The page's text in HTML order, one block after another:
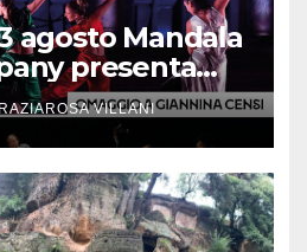
agosto Mandala
presenta
VILLANI